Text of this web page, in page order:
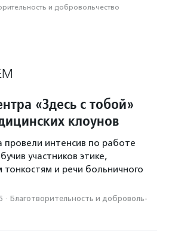
и доброволь­чест­во
«Здесь с тобой»
клоунов
провели интенсив по работе
участников этике,
тонкостям и речи больничного
· Благотвори­тель­ность и доброволь­